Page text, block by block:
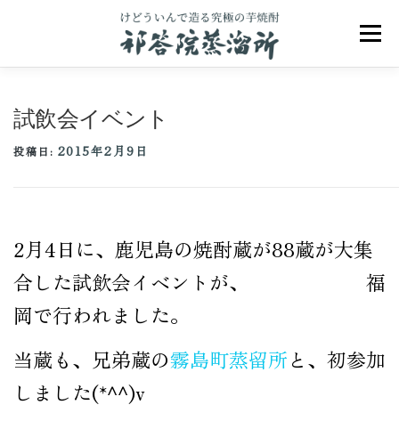
メニュ
商品一覧 アクセス お問合せ ブログ
公式オンラインショップ
試飲会イベント
投稿日: 2015年2月9日
2月4日に、鹿児島の焼酎蔵が88蔵が大集
合した試飲会イベントが、 福
岡で行われました。
当蔵も、兄弟蔵の霧島町蒸留所と、初参加
しました(*^^)v